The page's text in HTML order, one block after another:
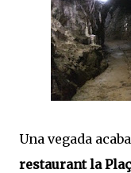
Una vegada
restaurant la